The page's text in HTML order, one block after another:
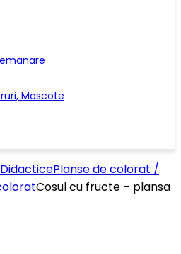
Mascote
Planse de colorat /
Cosul cu fructe – plansa